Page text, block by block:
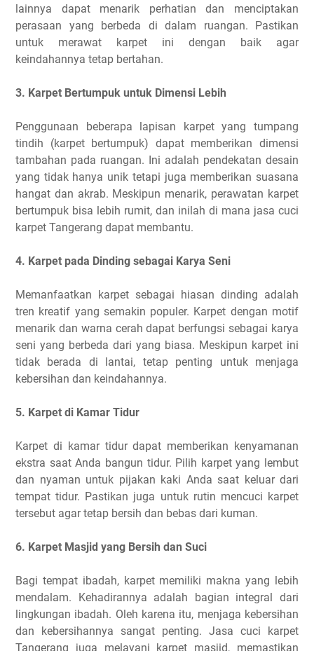
lainnya dapat menarik perhatian dan menciptakan
perasaan yang berbeda di dalam ruangan. Pastikan
untuk merawat karpet ini dengan baik agar
keindahannya tetap bertahan.
3. Karpet Bertumpuk untuk Dimensi Lebih
Penggunaan beberapa lapisan karpet yang tumpang
tindih (karpet bertumpuk) dapat memberikan dimensi
tambahan pada ruangan. Ini adalah pendekatan desain
yang tidak hanya unik tetapi juga memberikan suasana
hangat dan akrab. Meskipun menarik, perawatan karpet
bertumpuk bisa lebih rumit, dan inilah di mana jasa cuci
karpet Tangerang dapat membantu.
4. Karpet pada Dinding sebagai Karya Seni
Memanfaatkan karpet sebagai hiasan dinding adalah
tren kreatif yang semakin populer. Karpet dengan motif
menarik dan warna cerah dapat berfungsi sebagai karya
seni yang berbeda dari yang biasa. Meskipun karpet ini
tidak berada di lantai, tetap penting untuk menjaga
kebersihan dan keindahannya.
5. Karpet di Kamar Tidur
Karpet di kamar tidur dapat memberikan kenyamanan
ekstra saat Anda bangun tidur. Pilih karpet yang lembut
dan nyaman untuk pijakan kaki Anda saat keluar dari
tempat tidur. Pastikan juga untuk rutin mencuci karpet
tersebut agar tetap bersih dan bebas dari kuman.
6. Karpet Masjid yang Bersih dan Suci
Bagi tempat ibadah, karpet memiliki makna yang lebih
mendalam. Kehadirannya adalah bagian integral dari
lingkungan ibadah. Oleh karena itu, menjaga kebersihan
dan kebersihannya sangat penting. Jasa cuci karpet
Tangerang juga melayani karpet masjid, memastikan